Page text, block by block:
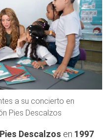
a su concierto en
Pies Descalzos
Descalzos en 1997